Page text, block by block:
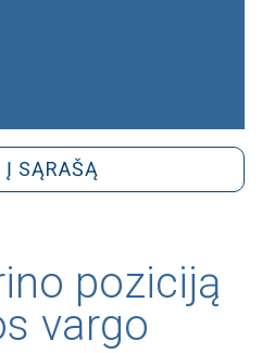
Į SĄRAŠĄ
poziciją
vargo